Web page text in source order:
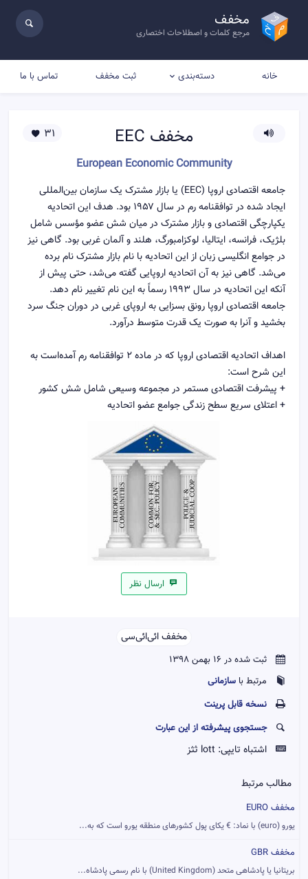
مخفف
مرجع کلمات و اصطلاحات اختصاری
خانه دسته‌بندی ثبت مخفف تماس با ما
مخفف EEC
European Economic Community
31
جامعه اقتصادی اروپا (EEC) یا بازار مشترک یک سازمان بین‌المللی
ایجاد شده در توافقنامه رم در سال ۱۹۵۷ بود. هدف این اتحادیه
یکپارچگی اقتصادی و بازار مشترک در میان شش عضو مؤسس شامل
بلژیک، فرانسه، ایتالیا، لوکزامبورگ، هلند و آلمان غربی بود. گاهی نیز
در جوامع انگلیسی زبان از این اتحادیه با نام بازار مشترک نام برده
می‌شد. گاهی نیز به آن اتحادیه اروپایی گفته می‌شد، حتی پیش از
آنکه این اتحادیه در سال ۱۹۹۳ رسماً به این نام تغییر نام دهد.
جامعه اقتصادی اروپا رونق بسزایی به اروپای غربی در دوران جنگ سرد
بخشید و آنرا به صورت یک قدرت متوسط درآورد.
اهداف اتحادیه اقتصادی اروپا که در ماده ۲ توافقنامه رم آمده‌است به
این شرح است:
+ پیشرفت اقتصادی مستمر در مجموعه وسیعی شامل شش کشور
+ اعتلای سریع سطح زندگی جوامع عضو اتحادیه
ارسال نظر
مخفف ائی‌ائی‌سی‌‌
ثبت شده در 16 بهمن 1398
مرتبط باسازمانی
نسخه قابل پرينت
جستجوی پیشرفته از این عبارت
اشتباه تایپی: lott ثثز
مطالب مرتبط
مخفف EURO
یورو (euro) با نماد: € یکای پول کشورهای منطقه یورو است که به...
مخفف GBR
بریتانیا یا پادشاهی متحد (United Kingdom) با نام رسمی پادشاه...